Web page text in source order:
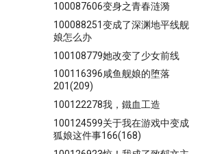
100087606变身之青春涟漪
100088251变成了深渊地平线舰
娘怎么办
100108779她改变了少女前线
100116396咸鱼舰娘的堕落
201(209)
100122278我，鐵血工造
100124599关于我在游戏中变成
狐娘这件事166(168)